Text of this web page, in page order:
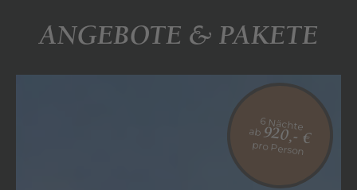
ANGEBOTE & PAKETE
6 Nächte
ab 920,- €
pro Person